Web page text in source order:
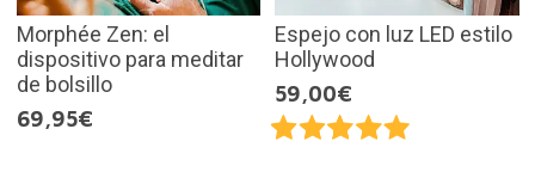
Morphée Zen: el
dispositivo para meditar
de bolsillo
69,95€
Espejo con luz LED estilo
Hollywood
59,00€